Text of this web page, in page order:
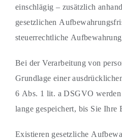
einschlägig – zusätzlich
gesetzlichen
steuerrechtliche
Bei der Verarbeitung von
Grundlage einer
6 Abs. 1 lit. a DSGVO
lange gespeichert, bis Sie
Existieren gesetzliche